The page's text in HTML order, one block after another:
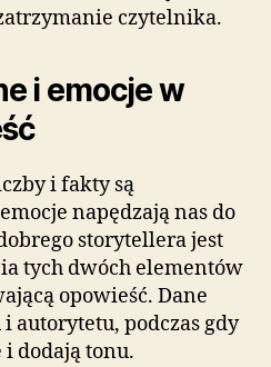
czytelnika.
i emocje w
i fakty są
napędzają nas do
storytellera jest
tych dwóch elementów
opowieść. Dane
autorytetu, podczas gdy
dodają tonu.